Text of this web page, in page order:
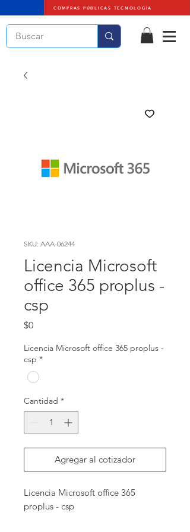
COMPRAS PÚBLICAS TECNOLOGÍA
SKU: AAA-06244
Licencia Microsoft
office 365 proplus -
csp
$0Precio
Licencia Microsoft office 365 proplus -
csp *
Cantidad *
Agregar al cotizador
Licencia Microsoft office 365
proplus - csp